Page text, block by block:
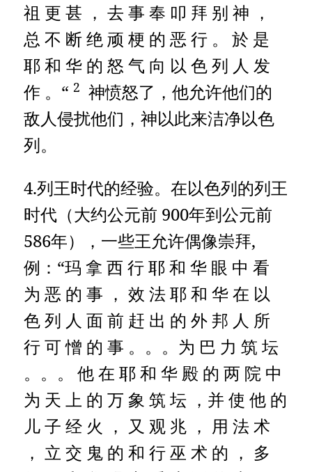
祖 更 甚 ， 去 事 奉 叩 拜 别 神 ，
总 不 断 绝 顽 梗 的 恶 行 。
於 是
耶 和 华 的 怒 气 向 以 色 列 人 发
作 。“ 2 神愤怒了，他允许他们的
敌人侵扰他们，神以此来洁净以色
列。
4.列王时代的经验。在以色列的列王
时代（大约公元前 900年到公元前
586年），一些王允许偶像崇拜,
例：“玛 拿 西 行 耶 和 华 眼 中 看
为 恶 的 事 ， 效 法 耶 和 华 在 以
色 列 人 面 前 赶 出 的 外 邦 人 所
行 可 憎 的 事 。。。为 巴 力 筑 坛
。。。
他 在 耶 和 华 殿 的 两 院 中
为 天 上 的 万 象 筑 坛 ，并 使 他 的
儿 子 经 火 ， 又 观 兆 ， 用 法 术
， 立 交 鬼 的 和 行 巫 术 的 ， 多